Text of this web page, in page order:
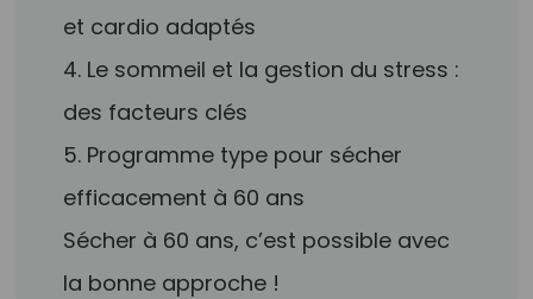
et cardio adaptés
4. Le sommeil et la gestion du stress :
des facteurs clés
5. Programme type pour sécher
efficacement à 60 ans
Sécher à 60 ans, c’est possible avec
la bonne approche !